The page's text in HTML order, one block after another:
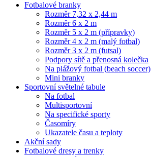
Fotbalové branky
Rozměr 7,32 x 2,44 m
Rozměr 6 x 2 m
Rozměr 5 x 2 m (přípravky)
Rozměr 4 x 2 m (malý fotbal)
Rozměr 3 x 2 m (futsal)
Podpory sítě a přenosná kolečka
Na plážový fotbal (beach soccer)
Mini branky
Sportovní světelné tabule
Na fotbal
Multisportovní
Na specifické sporty
Časomíry
Ukazatele času a teploty
Akční sady
Fotbalové dresy a trenky